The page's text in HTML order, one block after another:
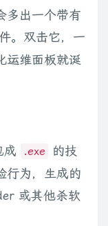
interface portproxy
firewall delete
转
转
多出一个带有
。双击它，一
运维面板就诞
成 .exe
的技
行为，生成的
或其他杀软